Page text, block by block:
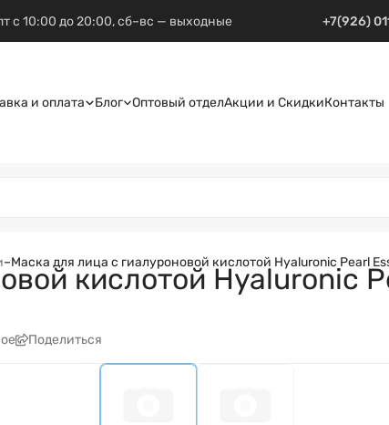
с 10:00 до 20:00, сб–вс — выходные +7(926)
и оплата Блог Оптовый отделАкции и СкидкиКонтакты
–Маска для лица с гиалуроновой кислотой Hyaluronic Pearl
кислотой Hyaluronic
Поделиться